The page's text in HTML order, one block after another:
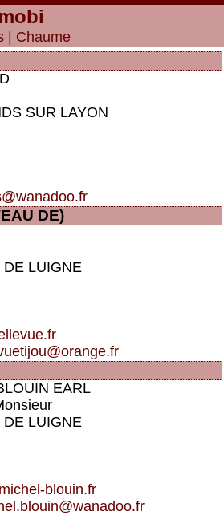
| Chaume
SUR LAYON
DE)
LUIGNE
EARL
LUIGNE
blouin.fr